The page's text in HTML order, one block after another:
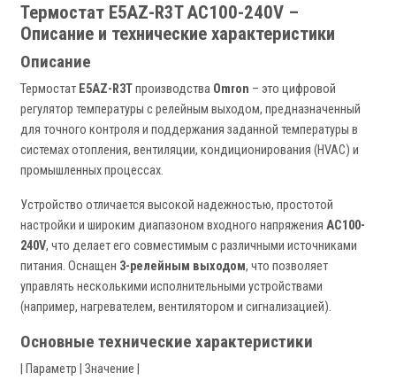
Термостат E5AZ-R3T AC100-240V –
Описание и технические характеристики
Описание
Термостат E5AZ-R3Tпроизводства Omron – это цифровой
регулятор температуры с релейным выходом, предназначенный
для точного контроля и поддержания заданной температуры в
системах отопления, вентиляции, кондиционирования (HVAC) и
промышленных процессах.
Устройство отличается высокой надежностью, простотой
настройки и широким диапазоном входного напряжения AC100-
240V, что делает его совместимым с различными источниками
питания. Оснащен 3-релейным выходом, что позволяет
управлять несколькими исполнительными устройствами
(например, нагревателем, вентилятором и сигнализацией).
Основные технические характеристики
| Параметр | Значение |